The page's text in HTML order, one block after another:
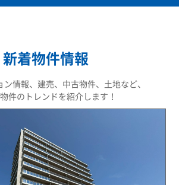
新着物件情報
ン情報、建売、中古物件、土地など、
件のトレンドを紹介します！